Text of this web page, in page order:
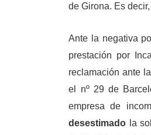
de Girona. Es
Ante la negativa
prestación por
reclamación ante
el nº 29 de
empresa de
desestimado la